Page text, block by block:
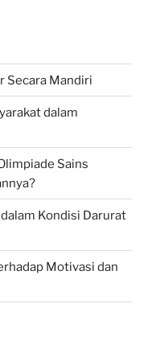
Secara Mandiri
dalam
Sains
Kondisi Darurat
Motivasi dan